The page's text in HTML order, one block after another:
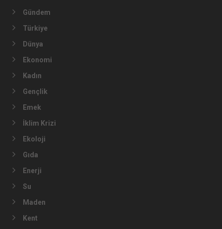
Gündem
Türkiye
Dünya
Ekonomi
Kadın
Gençlik
Emek
İklim Krizi
Ekoloji
Gıda
Enerji
Su
Maden
Kent